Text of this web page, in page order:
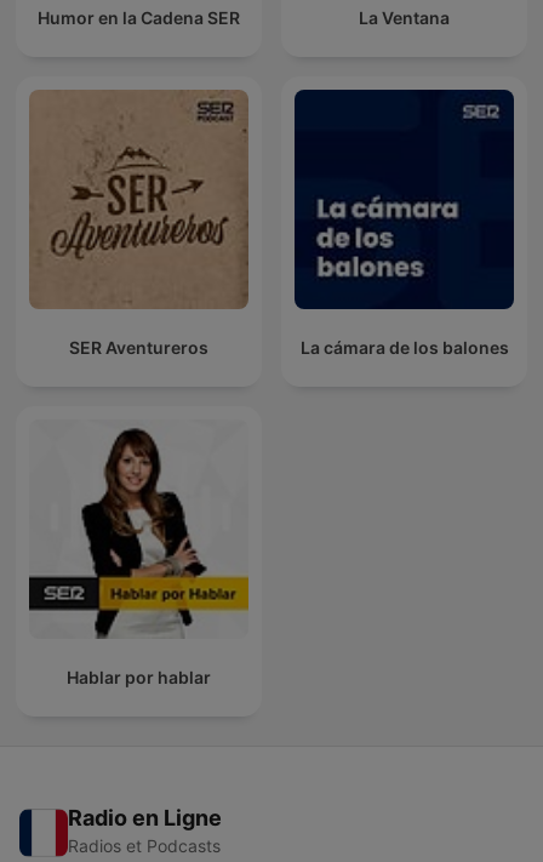
Humor en la Cadena SER La Ventana
SER Aventureros La cámara de los balones
Hablar por hablar
Radio en Ligne
Radios et Podcasts